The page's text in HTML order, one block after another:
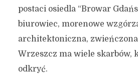
postaci osiedla “Browar
biurowiec, morenowe
architektoniczna,
Wrzeszcz ma wiele skarbów,
odkryć.